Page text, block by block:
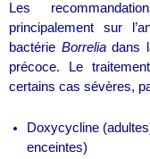
Les
principalement sur
bactérie Borreliadans
précoce. Le
certains cas sévères,
Doxycycline
enceintes)